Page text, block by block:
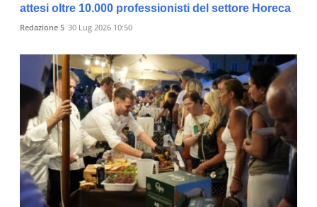
attesi oltre 10.000 professionisti del settore Horeca
Redazione 5 30 Lug 2026 10:50